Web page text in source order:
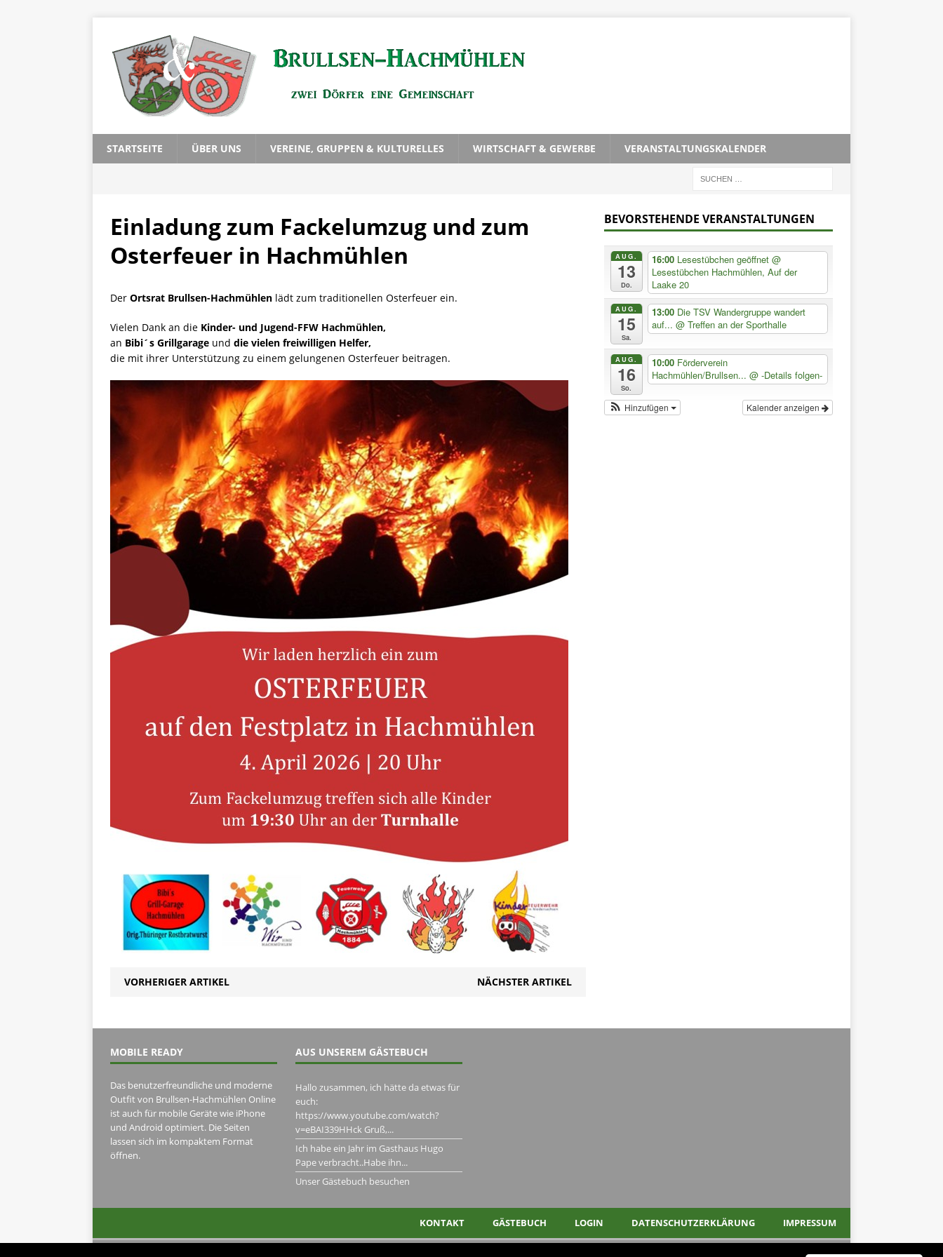
STARTSEITE ÜBER UNS VEREINE, GRUPPEN & KULTURELLES WIRTSCHAFT & GEWERBE VERANSTALTUNGSKALENDER
Einladung zum Fackelumzug und zum
Osterfeuer in Hachmühlen
Der Ortsrat Brullsen-Hachmühlen lädt zum traditionellen Osterfeuer ein.
Vielen Dank an die Kinder- und Jugend-FFW Hachmühlen,
an Bibi´s Grillgarage und die vielen freiwilligen Helfer,
die mit ihrer Unterstützung zu einem gelungenen Osterfeuer beitragen.
VORHERIGER ARTIKEL NÄCHSTER ARTIKEL
BEVORSTEHENDE VERANSTALTUNGEN
AUG.
13
Do.
16:00 Lesestübchen geöffnet@
Lesestübchen Hachmühlen, Auf der
Laake 20
AUG.
15
Sa.
13:00 Die TSV Wandergruppe wandert
auf...@ Treffen an der Sporthalle
AUG.
16
So.
10:00 Förderverein
Hachmühlen/Brullsen...@ -Details folgen-
Kalender anzeigen
Hinzufügen
MOBILE READY
Das benutzerfreundliche und moderne
Outfit von Brullsen-Hachmühlen Online
ist auch für mobile Geräte wie iPhone
und Android optimiert. Die Seiten
lassen sich im kompaktem Format
öffnen.
AUS UNSEREM GÄSTEBUCH
Hallo zusammen, ich hätte da etwas für
euch:
https://www.youtube.com/watch?
v=eBAI339HHck Gruß,...
Ich habe ein Jahr im Gasthaus Hugo
Pape verbracht..Habe ihn...
Unser Gästebuch besuchen
KONTAKT GÄSTEBUCH LOGIN DATENSCHUTZERKLÄRUNG IMPRESSUM